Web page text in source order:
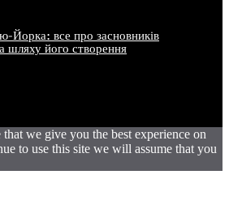
Йорка: все про засновників
шляху його створення
that we give you the best experience on
to use this site we will assume that you